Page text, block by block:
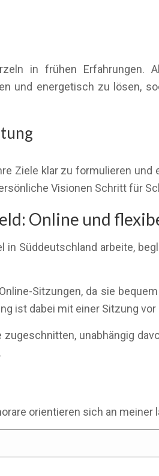
in frühen Erfahrungen.
und energetisch zu lösen,
Ziele klar zu formulieren
Visionen Schritt für
Online und
Süddeutschland arbeite,
Sitzungen, da sie
ist dabei mit einer Sitzung vor
unabhängig
orientieren sich an